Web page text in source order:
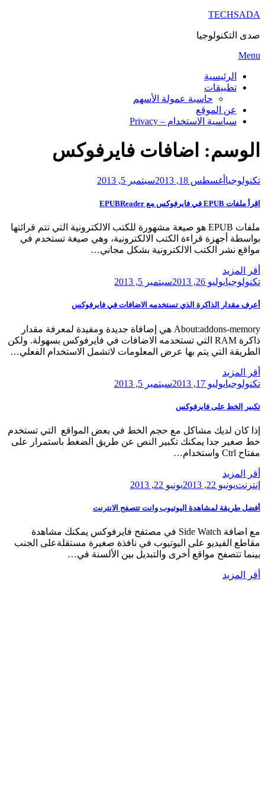
TECHSADA
صدى التكنولوجيا
Skip
content
Menu
الرئيسية
تطبيقات
حاسبة عمولة الأسهم
عن الموقع
سياسية الاستخدام – Privacy
الوسم: اضافات فايرفوكس
تكنولوجياPosted
أغسطس 18, 2013 سبتمبر 5, 2013
اقرأ ملفات EPUB في فايرفوكس مع EPUBReader
ملفات EPUB هو صيغة مشهورة للكتب الالكترونية التي تتم قرائتها
بواسطة أجهزة قراءة الكتب الالكترونية، وهي صيغة تستخدم في
مواقع نشر الكتب الالكترونية بشكل مجاني…
أقر المزيد
تكنولوجياPosted
يوليو 26, 2013 سبتمبر 5, 2013
أعرف مقدار الذاكرة الذي تستخدمه الاضافات في فايرفوكس
About:addons-memory هي إضافاة جديدة ومفيدة لمعرفة مقدار
ذاكرة RAM التي تستخدمه الاضافات في فايرفوكس بسهولة. ولكن
الطريقة التي يتم بها عرض المعلومات لاتشمل الاستخدام الفعلي…
أقر المزيد
تكنولوجياPosted
يوليو 17, 2013 سبتمبر 5, 2013
تكبير الخط على فايرفوكس
إذا كان لديك مشاكل مع حجم الخط في بعض المواقع التي تستخدم
خط صغير جدا يمكنك تكبير النص عن طريق الضغط باستمرار على
مفتاح Ctrl واستخدام…
أقر المزيد
إنترنتPosted
يونيو 22, 2013 يونيو 22, 2013
أفضل طريقة لمشاهدة اليوتيوب وانت تتصفح الانترنت
مع اضافة Side Watch في مصتفح فايرفوكس يمكنك مشاهدة
مقاطع الفيديو على اليوتيوب في نافذة صغيرة مستقلةعلى الجنب
بينما تتصفح مواقع أخرى والتبديل بين الألسنة في…
أقر المزيد